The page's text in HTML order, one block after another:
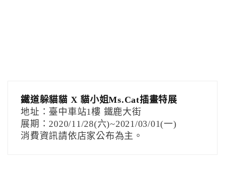
鐵道躲貓貓 X 貓小姐Ms.Cat插畫特展
地址：臺中車站1樓 鐵鹿大街
展期：2020/11/28(六)~2021/03/01(一)
消費資訊請依店家公布為主。